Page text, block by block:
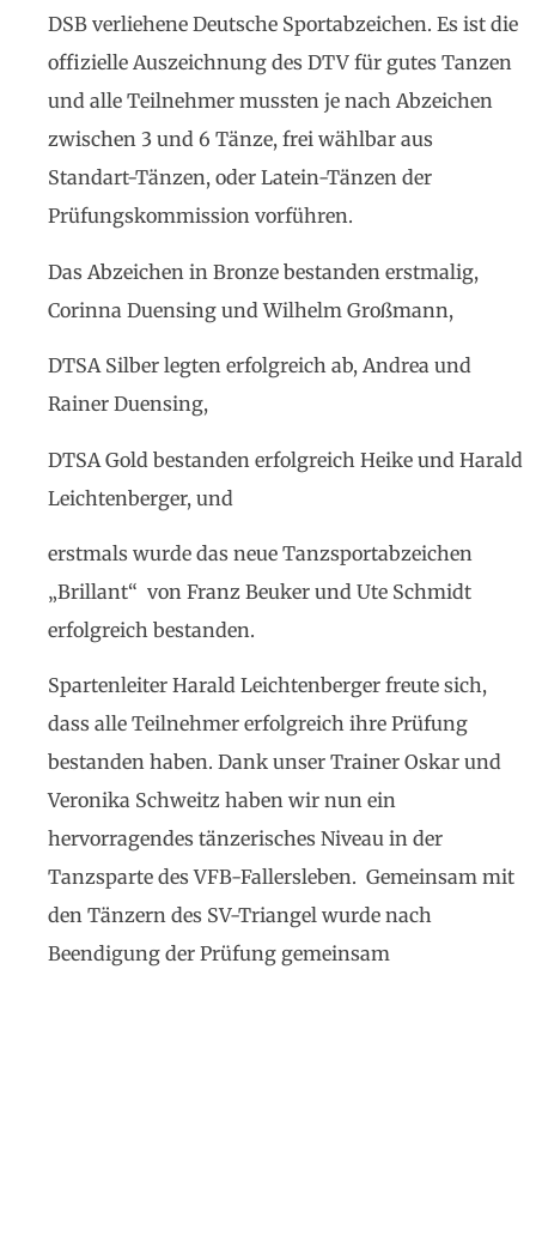
DSB verliehene Deutsche Sportabzeichen. Es ist die
offizielle Auszeichnung des DTV für gutes Tanzen
und alle Teilnehmer mussten je nach Abzeichen
zwischen 3 und 6 Tänze, frei wählbar aus
Standart-Tänzen, oder Latein-Tänzen der
Prüfungskommission vorführen.
Das Abzeichen in Bronze bestanden erstmalig,
Corinna Duensing und Wilhelm Großmann,
DTSA Silber legten erfolgreich ab, Andrea und
Rainer Duensing,
DTSA Gold bestanden erfolgreich Heike und Harald
Leichtenberger, und
erstmals wurde das neue Tanzsportabzeichen
„Brillant“ von Franz Beuker und Ute Schmidt
erfolgreich bestanden.
Spartenleiter Harald Leichtenberger freute sich,
dass alle Teilnehmer erfolgreich ihre Prüfung
bestanden haben. Dank unser Trainer Oskar und
Veronika Schweitz haben wir nun ein
hervorragendes tänzerisches Niveau in der
Tanzsparte des VFB-Fallersleben. Gemeinsam mit
den Tänzern des SV-Triangel wurde nach
Beendigung der Prüfung gemeinsam